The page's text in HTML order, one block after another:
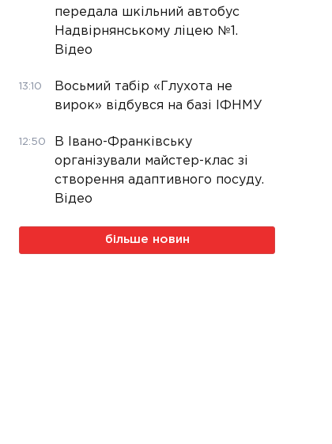
передала шкільний автобус
Надвірнянському ліцею №1.
Відео
13:10
Восьмий табір «Глухота не
вирок» відбувся на базі ІФНМУ
12:50
В Івано-Франківську
організували майстер-клас зі
створення адаптивного посуду.
Відео
більше новин